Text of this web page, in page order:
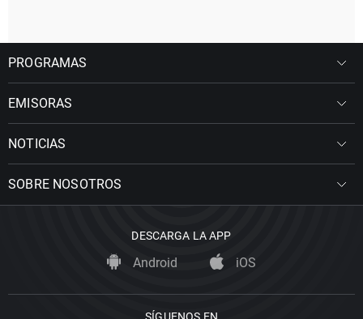
PROGRAMAS
EMISORAS
NOTICIAS
SOBRE NOSOTROS
DESCARGA LA APP
Android iOS
SÍGUENOS EN